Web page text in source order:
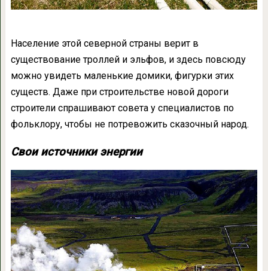
Население этой северной страны верит в
существование троллей и эльфов, и здесь повсюду
можно увидеть маленькие домики, фигурки этих
существ. Даже при строительстве новой дороги
строители спрашивают совета у специалистов по
фольклору, чтобы не потревожить сказочный народ.
Свои источники энергии